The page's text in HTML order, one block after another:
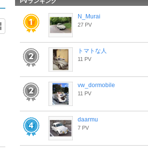
N_Murai
27 PV
トマトな人
11 PV
vw_dormobile
11 PV
daarmu
7 PV